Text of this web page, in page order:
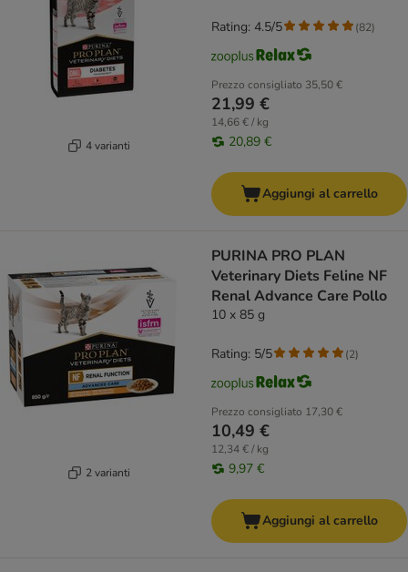
4 varianti
Prezzo consigliato 35,50 €
21,99 €
14,66 € / kg
20,89 €
Rating: 4.5/5 (82)
Aggiungi al carrello
2 varianti
PURINA PRO PLAN
Veterinary Diets Feline NF
Renal Advance Care Pollo
10 x 85 g
Prezzo consigliato 17,30 €
10,49 €
12,34 € / kg
9,97 €
Rating: 5/5 (2)
Aggiungi al carrello